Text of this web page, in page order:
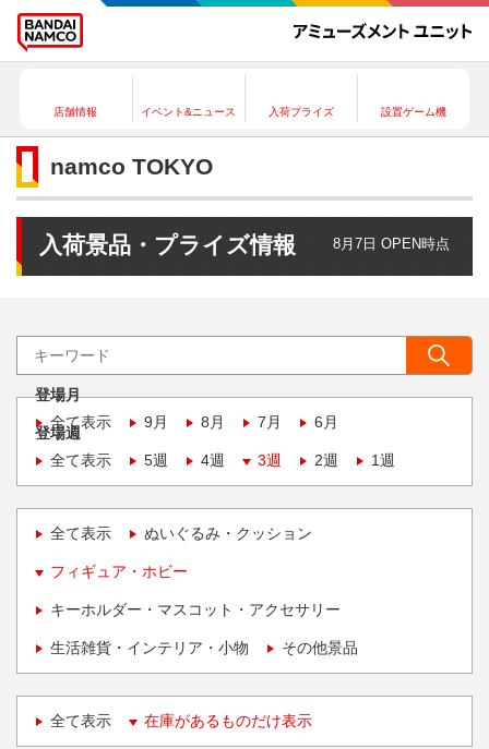
店舗情報 イベント&ニュース 入荷プライズ 設置ゲーム機
namco TOKYO
入荷景品・プライズ情報 8月7日 OPEN時点
登場月
全て表示
9月 8月 7月 6月
登場週
全て表示
5週 4週 3週 2週 1週
全て表示 ぬいぐるみ・クッション
フィギュア・ホビー
キーホルダー・マスコット・アクセサリー
生活雑貨・インテリア・小物 その他景品
全て表示 在庫があるものだけ表示